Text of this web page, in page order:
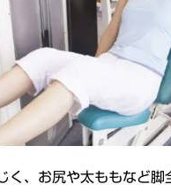
く、お尻や太ももなど脚